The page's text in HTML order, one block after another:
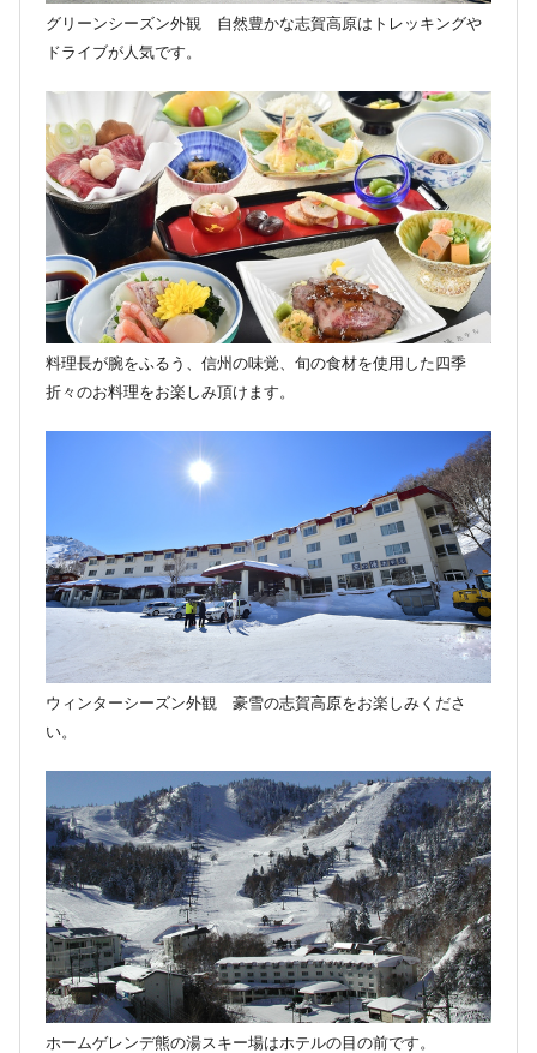
グリーンシーズン外観 自然豊かな志賀高原はトレッキングや
ドライブが人気です。
料理長が腕をふるう、信州の味覚、旬の食材を使用した四季
折々のお料理をお楽しみ頂けます。
ウィンターシーズン外観 豪雪の志賀高原をお楽しみくださ
い。
ホームゲレンデ熊の湯スキー場はホテルの目の前です。